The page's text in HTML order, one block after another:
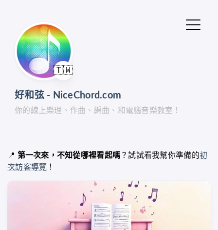
🇹🇼
好和弦 - NiceChord.com
你的線上樂理、作曲、編曲、和電腦音樂教室！
📍 第一次來，不知從哪裡看起嗎 ？試試看我幫你準備的初
次訪客導覽 ！